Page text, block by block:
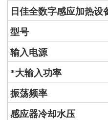
日佳全数字感应加热设
型号
输入电源
*大输入功率
振荡频率
感应器冷却水压